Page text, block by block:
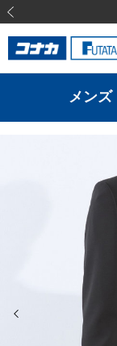
前の画像
メンズ